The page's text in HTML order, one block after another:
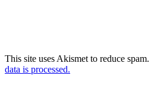
This site uses Akismet to reduce spam.
data is processed.